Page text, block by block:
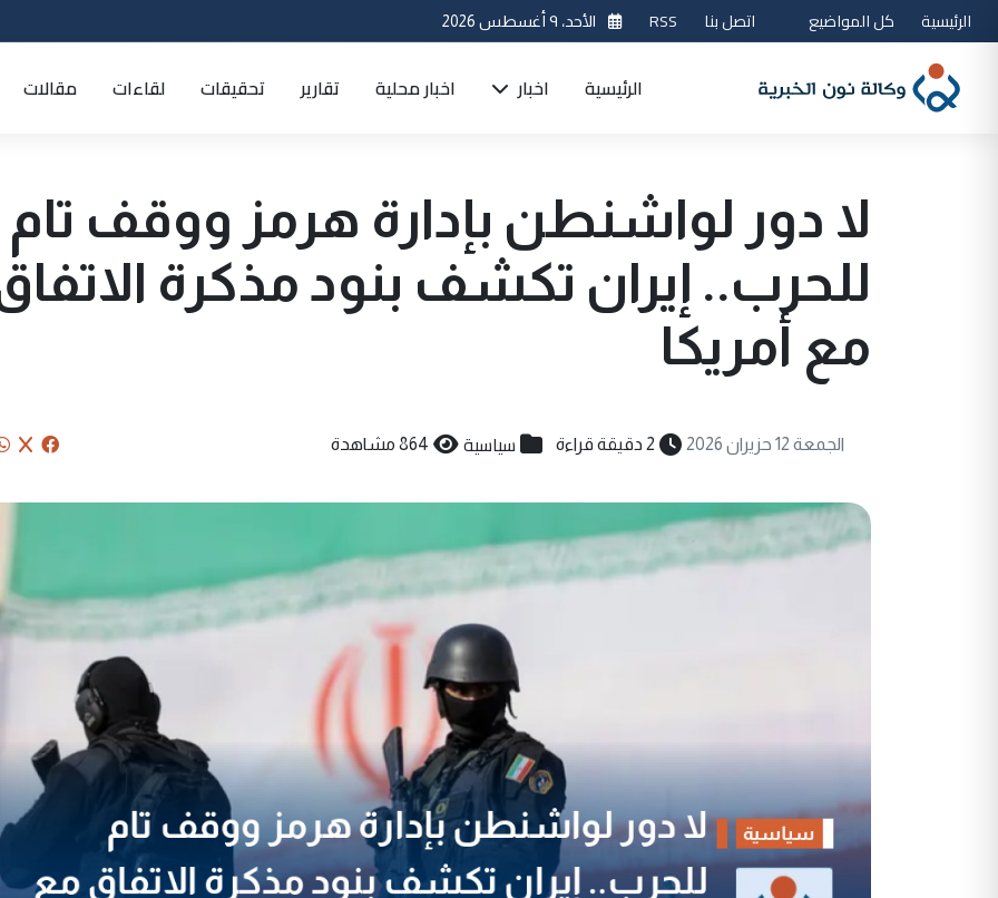
الرئيسية كل المواضيع اتصل بنا RSS الأحد، ٩ أغسطس 2026
الرئيسية اخبار اخبار محلية تقارير تحقيقات لقاءات مقالات
لا دور لواشنطن بإدارة هرمز ووقف تام
للحرب.. إيران تكشف بنود مذكرة
مع أمريكا
الجمعة 12 حزيران 2026 2 دقيقة قراءة سياسية 864 مشاهدة